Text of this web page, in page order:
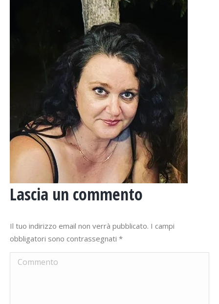
Lascia un commento
Il tuo indirizzo email non verrà pubblicato. I campi
obbligatori sono contrassegnati *
Commento